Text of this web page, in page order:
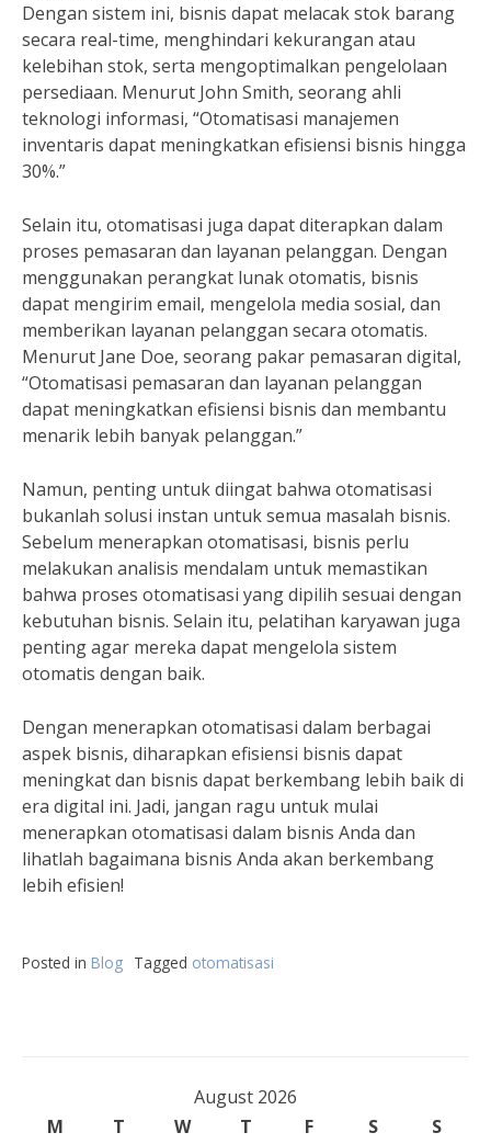
Dengan sistem ini, bisnis dapat melacak stok barang
secara real-time, menghindari kekurangan atau
kelebihan stok, serta mengoptimalkan pengelolaan
persediaan. Menurut John Smith, seorang ahli
teknologi informasi, “Otomatisasi manajemen
inventaris dapat meningkatkan efisiensi bisnis hingga
30%.”
Selain itu, otomatisasi juga dapat diterapkan dalam
proses pemasaran dan layanan pelanggan. Dengan
menggunakan perangkat lunak otomatis, bisnis
dapat mengirim email, mengelola media sosial, dan
memberikan layanan pelanggan secara otomatis.
Menurut Jane Doe, seorang pakar pemasaran digital,
“Otomatisasi pemasaran dan layanan pelanggan
dapat meningkatkan efisiensi bisnis dan membantu
menarik lebih banyak pelanggan.”
Namun, penting untuk diingat bahwa otomatisasi
bukanlah solusi instan untuk semua masalah bisnis.
Sebelum menerapkan otomatisasi, bisnis perlu
melakukan analisis mendalam untuk memastikan
bahwa proses otomatisasi yang dipilih sesuai dengan
kebutuhan bisnis. Selain itu, pelatihan karyawan juga
penting agar mereka dapat mengelola sistem
otomatis dengan baik.
Dengan menerapkan otomatisasi dalam berbagai
aspek bisnis, diharapkan efisiensi bisnis dapat
meningkat dan bisnis dapat berkembang lebih baik di
era digital ini. Jadi, jangan ragu untuk mulai
menerapkan otomatisasi dalam bisnis Anda dan
lihatlah bagaimana bisnis Anda akan berkembang
lebih efisien!
Posted in Blog Tagged otomatisasi
August 2026
M
T W T F S
S